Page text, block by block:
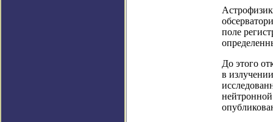
поле
До этого
в
нейтронной